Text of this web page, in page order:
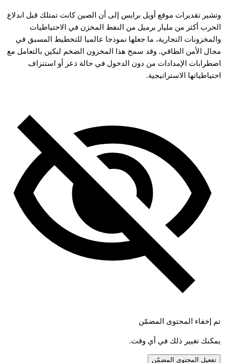
وتشير تقديرات موقع أويل برايس إلى أن الصين كانت تمتلك قبل اندلاع
الحرب أكثر من مليار برميل من النفط المخزن في الاحتياطيات
والمخزونات التجارية، ما جعلها نموذجا عالميا للتخطيط المسبق في
مجال الأمن الطاقي. وقد سمح هذا المخزون الضخم لبكين بالتعامل مع
اضطرابات الإمدادات من دون الدخول في حالة ذعر أو
استنزاف
احتياطياتها الاستراتيجية.
تم إخفاء المحتوى المضمّن
يمكنك تغيير ذلك في أي وقت.
تفعيل المحتوى المضمّن